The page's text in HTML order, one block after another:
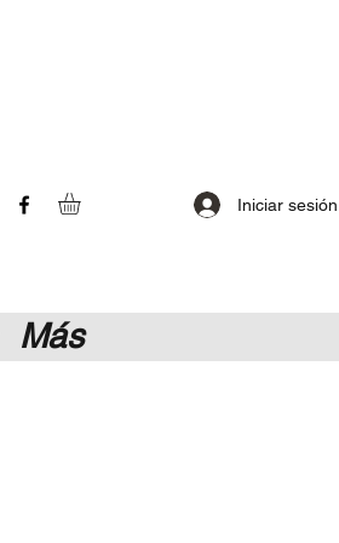
Iniciar sesión
Más